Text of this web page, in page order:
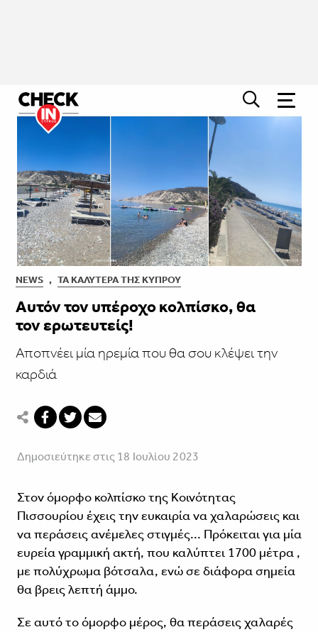
NEWS , ΤΑ ΚΑΛΎΤΕΡΑ ΤΗΣ ΚΎΠΡΟΥ
Αυτόν τον υπέροχο κολπίσκο, θα
τον ερωτευτείς!
Αποπνέει μία ηρεμία που θα σου κλέψει την
καρδιά
Δημοσιεύτηκε στις 18 Ιουλίου 2023
Στον όμορφο κολπίσκο της Κοινότητας
Πισσουρίου έχεις την ευκαιρία να χαλαρώσεις και
να περάσεις ανέμελες στιγμές... Πρόκειται για μία
ευρεία γραμμική ακτή, που καλύπτει 1700 μέτρα ,
με πολύχρωμα βότσαλα, ενώ σε διάφορα σημεία
θα βρεις λεπτή άμμο.
Σε αυτό το όμορφο μέρος, θα περάσεις χαλαρές